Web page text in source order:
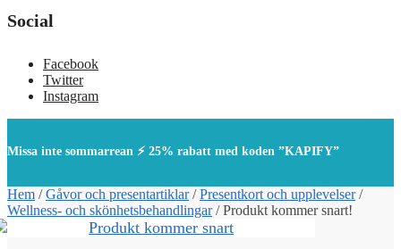
Social
Facebook
Twitter
Instagram
Missa inte sommarrean ⚡ 25% rabatt med koden ”KAPIFY”
Hem /Gåvor och presentartiklar/Presentkort och upplevelser/
Wellness- och skönhetsbehandlingar/Produkt kommer snart!